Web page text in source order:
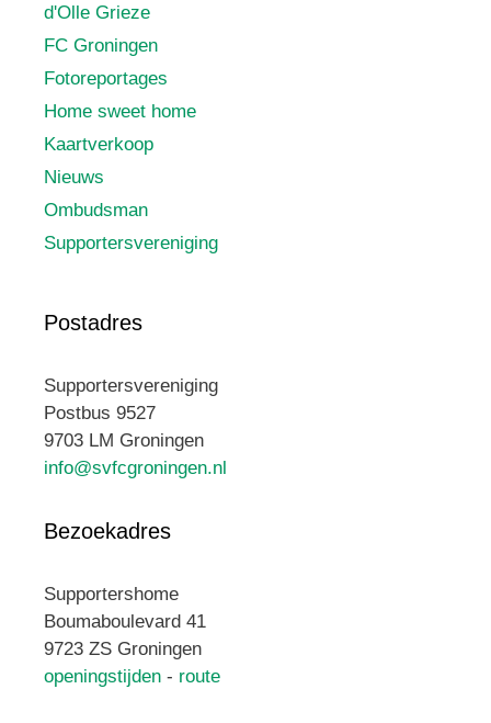
d'Olle Grieze
FC Groningen
Fotoreportages
Home sweet home
Kaartverkoop
Nieuws
Ombudsman
Supportersvereniging
Postadres
Supportersvereniging
Postbus 9527
9703 LM Groningen
info@svfcgroningen.nl
Bezoekadres
Supportershome
Boumaboulevard 41
9723 ZS Groningen
openingstijden - route